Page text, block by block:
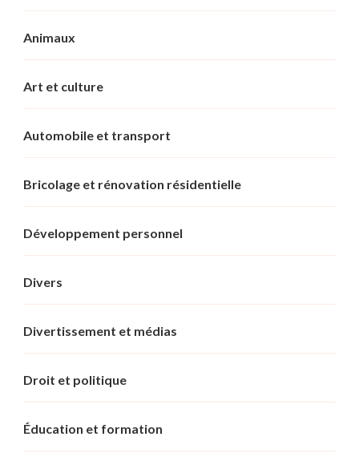
Animaux
Art et culture
Automobile et transport
Bricolage et rénovation résidentielle
Développement personnel
Divers
Divertissement et médias
Droit et politique
Éducation et formation